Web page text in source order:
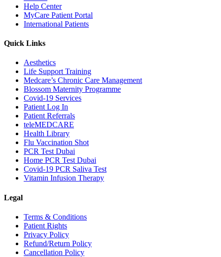
Help Center
MyCare Patient Portal
International Patients
Quick Links
Aesthetics
Life Support Training
Medcare’s Chronic Care Management
Blossom Maternity Programme
Covid-19 Services
Patient Log In
Patient Referrals
teleMEDCARE
Health Library
Flu Vaccination Shot
PCR Test Dubai
Home PCR Test Dubai
Covid-19 PCR Saliva Test
Vitamin Infusion Therapy
Legal
Terms & Conditions
Patient Rights
Privacy Policy
Refund/Return Policy
Cancellation Policy